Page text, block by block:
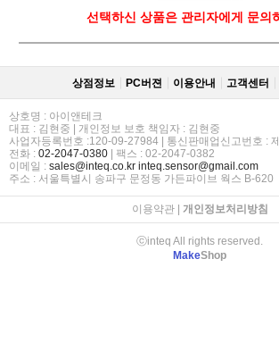
선택하신 상품은 관리자에게 문의
상점정보 PC버젼 이용안내 고객센터
상호명 : 아이앤테크
대표 : 김현중 | 개인정보 보호 책임자 : 김현중
사업자등록번호 :120-09-27984 | 통신판매업신고번호 :
전화 : 02-2047-0380 | 팩스 : 02-2047-0382
이메일 : sales@inteq.co.kr inteq.sensor@gmail.com
주소 : 서울특별시 송파구 문정동 가든파이브 웍스 B-620
이용약관| 개인정보처리방침
ⓒinteq All rights reserved.
MakeShop